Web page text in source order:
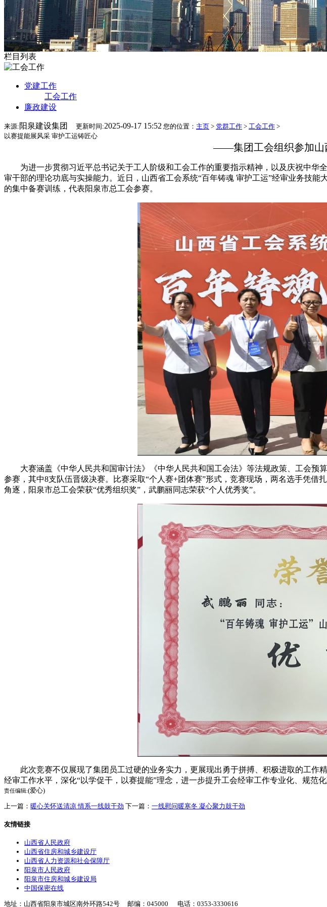
栏目列表
党建工作
工会工作
廉政建设
来源: 阳泉建设集团 更新时间:2025-09-17 15:52 您的位置： 主页 > 党群工作 > 工会工作 >
以赛提能展风采 审护工运铸匠心
——集团工会组织参加山
为进一步贯彻习近平总书记关于工人阶级和工会工作的重要指示精神，以及庆祝中华
审干部的理论功底与实操能力。 近日，山西省工会系统“百年铸魂 审护工运”经审业务技
的集中备赛训练，代表阳泉市总工会参赛。
大赛涵盖《中华人民共和国审计法》《中华人民共和国工会法》等法规政策、工会
参赛，其中8支队伍晋级决赛。比赛采取“个人赛+团体赛”形式，竞赛现场，两名选手凭
角逐，阳泉市总工会荣获“优秀组织奖”，武鹏丽同志荣获“个人优秀奖”。
此次竞赛不仅展现了集团员工过硬的业务实力，更展现出勇于拼搏、积极进取的工
经审工作水平，深化“以学促干，以赛提能”理念，进一步提升工会经审工作专业化、规范
责任编辑:(爱心)
上一篇： 暖心关怀送清凉 情系一线鼓干劲 下一篇： 一线慰问暖寒冬 凝心聚力鼓干劲
友情链接
山西省人民政府
山西省住房和城乡建设厅
山西省人力资源和社会保障厅
阳泉市人民政府
阳泉市住房和城乡建设局
中国保密在线
地址：山西省阳泉市城区南外环路542号 邮编：045000 电话：0353-3330616